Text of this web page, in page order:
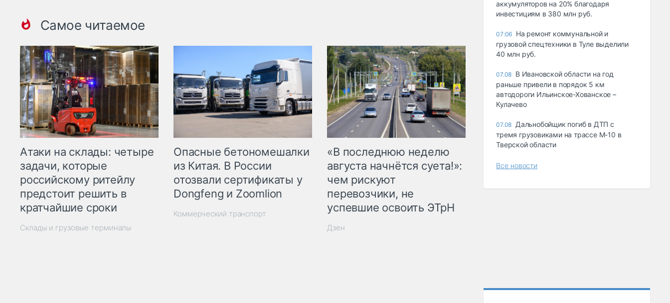
Самое читаемое
Атаки на склады: четыре
задачи, которые
российскому ритейлу
предстоит решить в
кратчайшие сроки
Склады и грузовые терминалы
Опасные бетономешалки
из Китая. В России
отозвали сертификаты у
Dongfeng и Zoomlion
Коммерческий транспорт
«В последнюю неделю
августа начнётся суета!»:
чем рискуют
перевозчики, не
успевшие освоить ЭТрН
Дзен
аккумуляторов на 20% благодаря
инвестициям в 380 млн руб.
07:06 На ремонт коммунальной и
грузовой спецтехники в Туле выделили
40 млн руб.
07.08 В Ивановской области на год
раньше привели в порядок 5 км
автодороги Ильинское-Хованское –
Кулачево
07.08 Дальнобойщик погиб в ДТП с
тремя грузовиками на трассе М-10 в
Тверской области
Все новости